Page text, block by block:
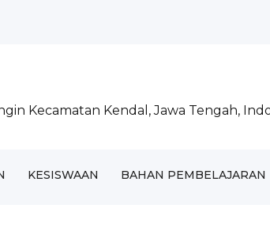
Pohon...
Kecamatan Kendal, Jawa Tengah,
KESISWAAN BAHAN PEMBELAJARAN